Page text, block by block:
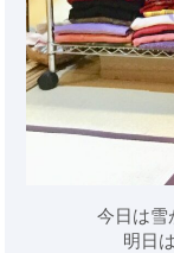
今日は雪
明日は